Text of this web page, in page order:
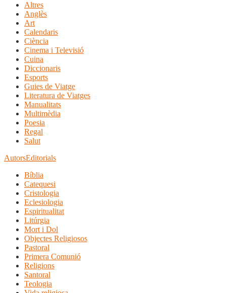
Altres
Anglès
Art
Calendaris
Ciència
Cinema i Televisió
Cuina
Diccionaris
Esports
Guies de Viatge
Literatura de Viatges
Manualitats
Multimèdia
Poesia
Regal
Salut
AutorsEditorials
Bíblia
Catequesi
Cristologia
Eclesiologia
Espiritualitat
Litúrgia
Mort i Dol
Objectes Religiosos
Pastoral
Primera Comunió
Religions
Santoral
Teologia